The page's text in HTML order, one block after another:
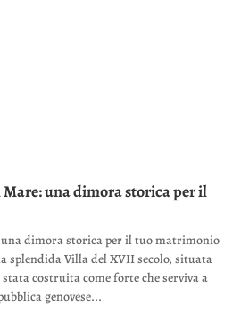
una dimora storica per il
una dimora storica per il tuo matrimonio
splendida Villa del XVII secolo, situata
costruita come forte che serviva a
genovese...